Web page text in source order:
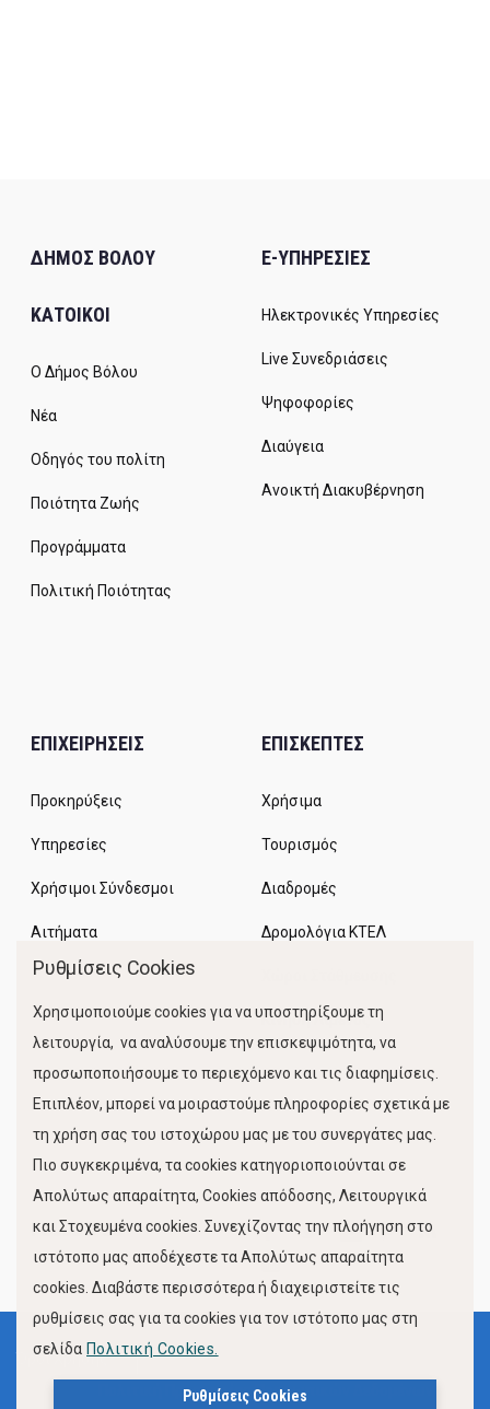
ΔΗΜΟΣ ΒΟΛΟΥ
ΚΑΤΟΙΚΟΙ
Ο Δήμος Βόλου
Νέα
Οδηγός του πολίτη
Ποιότητα Ζωής
Προγράμματα
Πολιτική Ποιότητας
E-ΥΠΗΡΕΣΙΕΣ
Ηλεκτρονικές Υπηρεσίες
Live Συνεδριάσεις
Ψηφοφορίες
Διαύγεια
Ανοικτή Διακυβέρνηση
ΕΠΙΧΕΙΡΗΣΕΙΣ
Προκηρύξεις
Υπηρεσίες
Χρήσιμοι Σύνδεσμοι
Αιτήματα
ΕΠΙΣΚΕΠΤΕΣ
Χρήσιμα
Τουρισμός
Διαδρομές
Δρομολόγια ΚΤΕΛ
Κίνηση Λιμένος
FOLLOW US
Όροι Χρήσης
Πολιτική Προστασίας Προσωπικών Δεδομένων
Ρυθμίσεις Cookies
Χρησιμοποιούμε cookies για να υποστηρίξουμε τη
λειτουργία, να αναλύσουμε την επισκεψιμότητα, να
προσωποποιήσουμε το περιεχόμενο και τις διαφημίσεις.
Επιπλέον, μπορεί να μοιραστούμε πληροφορίες σχετικά με
τη χρήση σας του ιστοχώρου μας με του συνεργάτες μας.
Πιο συγκεκριμένα, τα cookies κατηγοριοποιούνται σε
Απολύτως απαραίτητα, Cookies απόδοσης, Λειτουργικά
και Στοχευμένα cookies. Συνεχίζοντας την πλοήγηση στο
ιστότοπο μας αποδέχεστε τα Απολύτως απαραίτητα
cookies. Διαβάστε περισσότερα ή διαχειριστείτε τις
ρυθμίσεις σας για τα cookies για τον ιστότοπο μας στη
σελίδα Πολιτική Cookies.
Ρυθμίσεις Cookies